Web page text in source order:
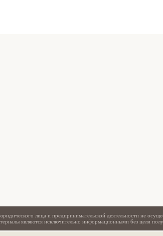
лица и предпринимательской деятельности не
являются исключительно информационными без цели